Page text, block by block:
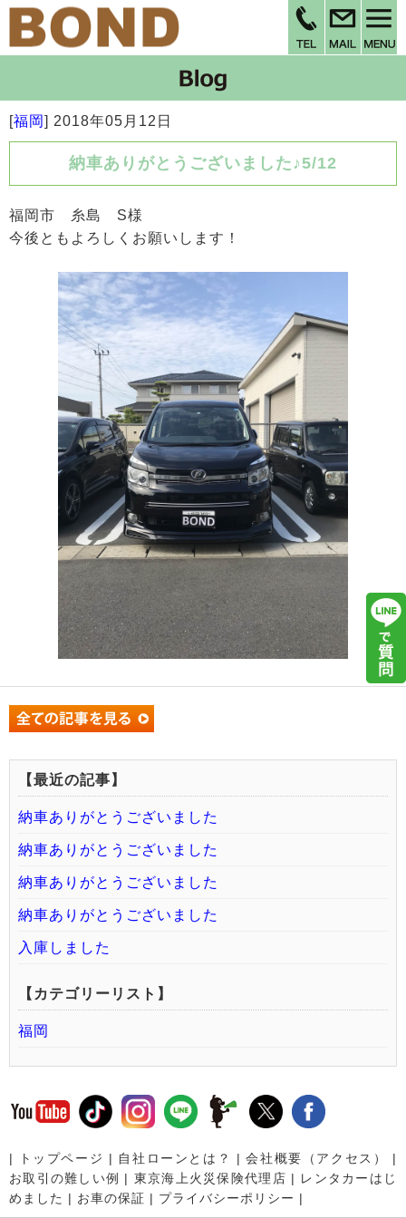
[福岡] 2018年05月12日
納車ありがとうございました♪5/12
福岡市 糸島 S様
今後ともよろしくお願いします！
【最近の記事】
納車ありがとうございました
納車ありがとうございました
納車ありがとうございました
納車ありがとうございました
入庫しました
【カテゴリーリスト】
福岡
| トップページ | 自社ローンとは？ |会社概要（アクセス）
|
お取引の難しい例
| 東京海上火災保険代理店 | レンタカーはじ
めました | お車の保証 | プライバシーポリシー |